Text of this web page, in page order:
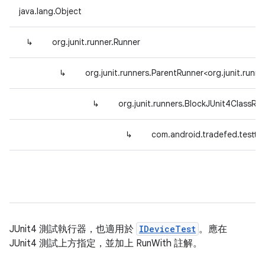
java.lang.Object
↳ org.junit.runner.Runner
↳
↳
↳
JUnit4 測試執行器，也適用於 IDeviceTest 。應在
JUnit4 測試上方指定，並加上 RunWith 註解。